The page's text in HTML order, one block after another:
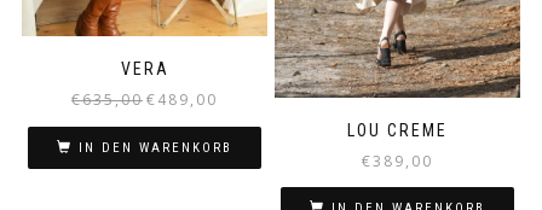
VERA
€635,00 Ursprünglicher
war:
€635,00
€489,00 Aktueller
ist:
€489,00.
IN DEN WARENKORB
LOU CREME
€389,00